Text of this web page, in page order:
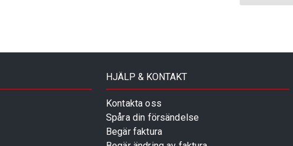
HJÄLP & KONTAKT
Kontakta oss
Spåra din försändelse
Begär faktura